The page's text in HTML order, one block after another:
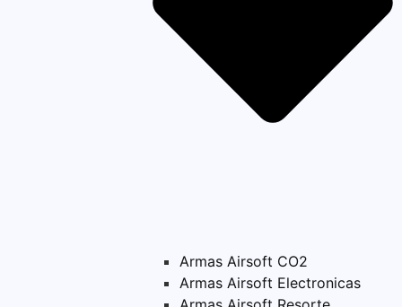
Armas Airsoft CO2
Armas Airsoft Electronicas